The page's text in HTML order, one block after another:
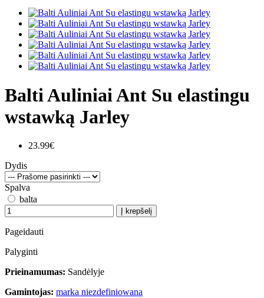
Balti Auliniai Ant Su elastingu
wstawką Jarley
23.99€
Dydis
Spalva
balta
Į krepšelį
Pageidauti
Palyginti
Prieinamumas: Sandėlyje
Gamintojas: marka niezdefiniowana